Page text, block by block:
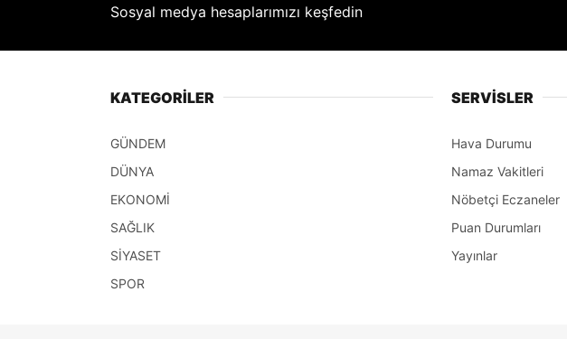
Sosyal medya hesaplarımızı keşfedin
KATEGORİLER
GÜNDEM
DÜNYA
EKONOMİ
SAĞLIK
SİYASET
SPOR
SERVİSLER
Hava Durumu
Namaz Vakitleri
Nöbetçi Eczaneler
Puan Durumları
Yayınlar